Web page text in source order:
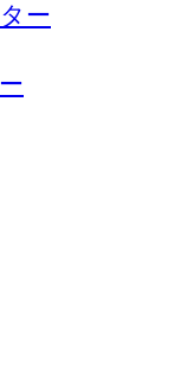
ー